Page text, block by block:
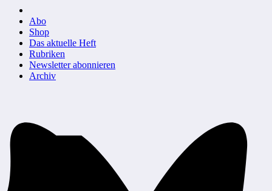
Abo
Shop
Das aktuelle Heft
Rubriken
Newsletter abonnieren
Archiv